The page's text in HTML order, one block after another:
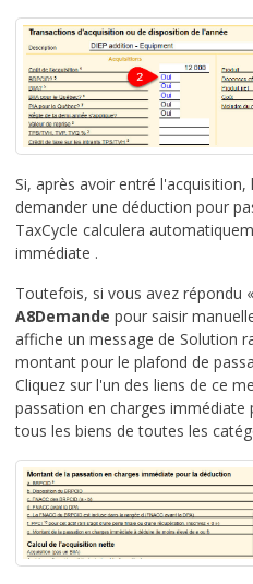
Si, après avoir entré
demander une déduction pour
TaxCycle calculera
immédiate .
Toutefois, si vous avez répondu
A8Demande pour saisir
affiche un message de Solution
montant pour le plafond de
Cliquez sur l'un des liens de ce
passation en charges
tous les biens de toutes les